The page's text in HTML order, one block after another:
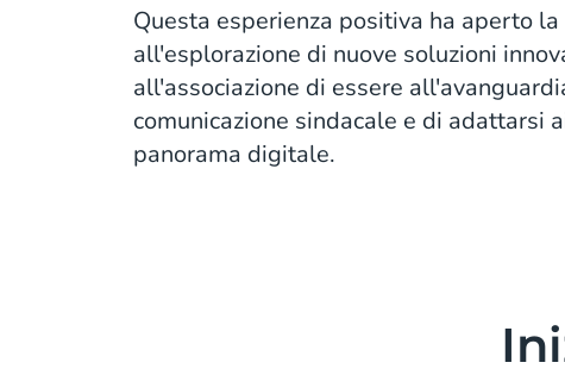
Questa esperienza positiva ha aperto
all'esplorazione di nuove soluzioni
all'associazione di essere
comunicazione sindacale e di adattarsi
panorama digitale.